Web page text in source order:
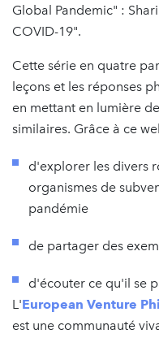
Global Pandemic" :
COVID-19".
Cette série en quatre
leçons et les réponses
en mettant en lumière
similaires. Grâce à ce
d'explorer les divers
organismes de
pandémie
de partager des
d'écouter ce qu'il se
L'European Venture
est une communauté